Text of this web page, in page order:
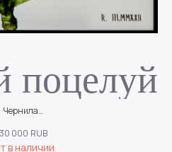
поцелуй
Чернила
000 RUB
в наличии